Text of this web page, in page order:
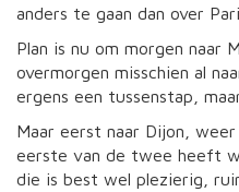
anders te gaan dan over
Plan is nu om morgen naar
overmorgen misschien al
ergens een tussenstap,
Maar eerst naar Dijon,
eerste van de twee heeft
die is best wel plezierig,